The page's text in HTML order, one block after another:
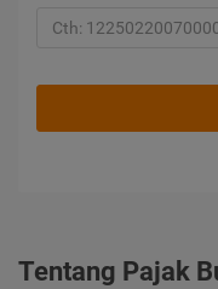
Tentang Pajak